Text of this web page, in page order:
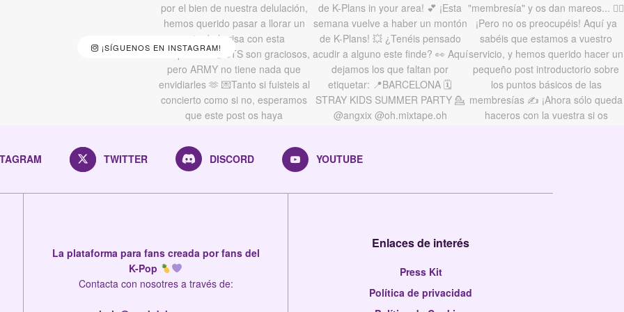
¡SÍGUENOS EN INSTAGRAM!
TWITTER DISCORD YOUTUBE
La plataforma para fans creada por fans del
K-Pop
Contacta con nosotres a través de:
Enlaces de interés
Press Kit
Política de privacidad